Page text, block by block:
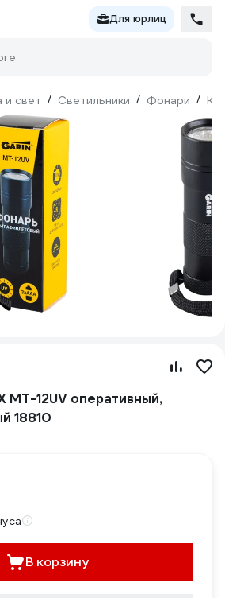
Для юрлиц
и свет / Светильники / Фонари /
MT-12UV оперативный,
18810
В корзину